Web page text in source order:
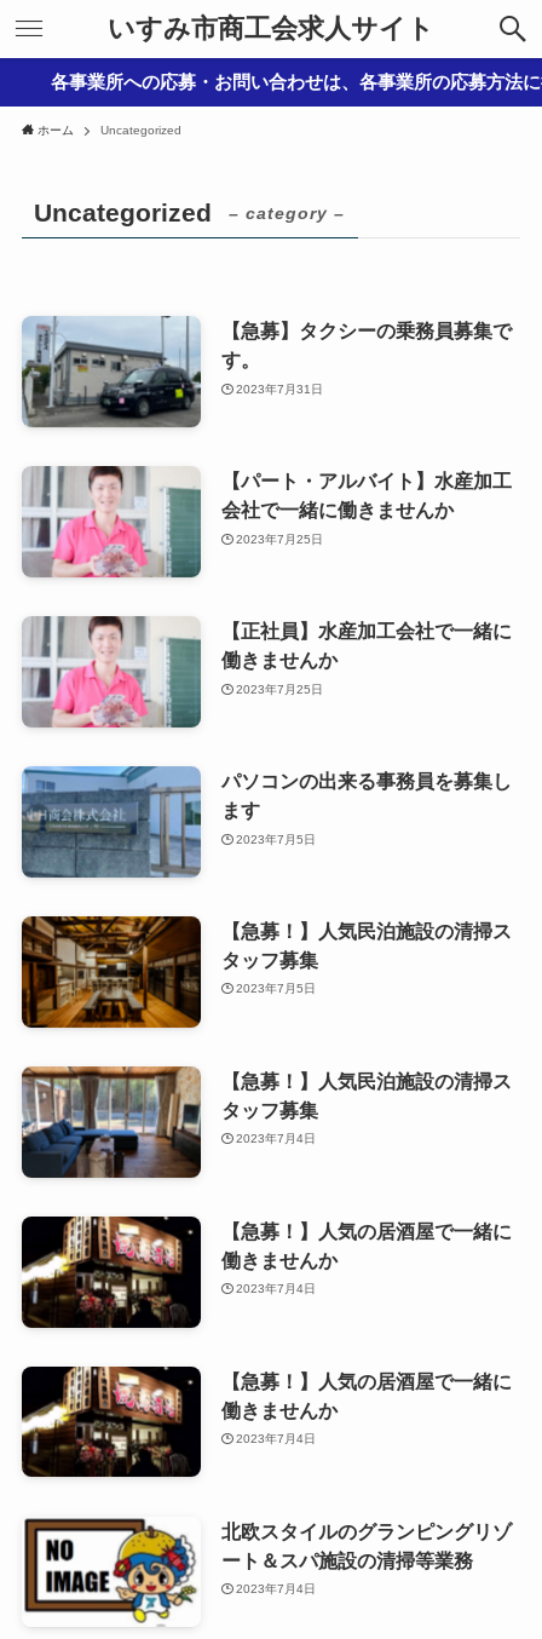
いすみ市商工会求人サイト
各事業所への応募・お問い合わせは、各事業所の応募方法
ホーム Uncategorized
Uncategorized – category –
【急募】タクシーの乗務員募集で
す。
2023年7月31日
【パート・アルバイト】水産加工
会社で一緒に働きませんか
2023年7月25日
【正社員】水産加工会社で一緒に
働きませんか
2023年7月25日
パソコンの出来る事務員を募集し
ます
2023年7月5日
【急募！】人気民泊施設の清掃ス
タッフ募集
2023年7月5日
【急募！】人気民泊施設の清掃ス
タッフ募集
2023年7月4日
【急募！】人気の居酒屋で一緒に
働きませんか
2023年7月4日
【急募！】人気の居酒屋で一緒に
働きませんか
2023年7月4日
北欧スタイルのグランピングリゾ
ート＆スパ施設の清掃等業務
2023年7月4日